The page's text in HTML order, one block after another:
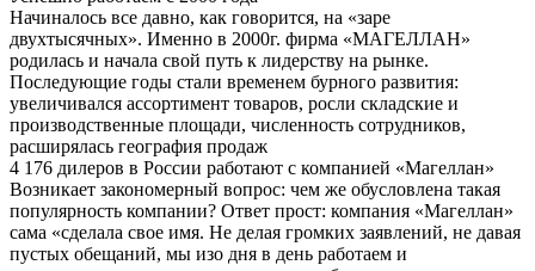
Начиналось все давно, как говорится, на «заре
двухтысячных». Именно в 2000г. фирма «МАГЕЛЛАН»
родилась и начала свой путь к лидерству на рынке.
Последующие годы стали временем бурного развития:
увеличивался ассортимент товаров, росли складские и
производственные площади, численность сотрудников,
расширялась география продаж
4 176 дилеров в России работают с компанией «Магеллан»
Возникает закономерный вопрос: чем же обусловлена такая
популярность компании? Ответ прост: компания «Магеллан»
сама «сделала свое имя. Не делая громких заявлений, не давая
пустых обещаний, мы изо дня в день работаем и